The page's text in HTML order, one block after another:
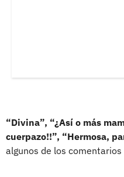
“Divina”, “¿Así o más
cuerpazo!!”, “Hermosa,
algunos de los